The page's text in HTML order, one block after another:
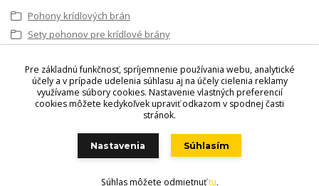
Pohony krídlových brán
Sety pohonov pre krídlové brány
Sety pohonov jednokrídlových brán Came
Videri s.r.o., Lúčna 32, 900 01 Modra. Predajňa - Štefánikova 69,
900 01 Modra, Tel.: +421 949 353 848, +421 944 045 358,
POZOR ZMENA OTVÁRACÍCH HODÍN!!!
Pre základnú funkčnosť, spríjemnenie používania webu, analytické
účely a v prípade udelenia súhlasu aj na účely cielenia reklamy
využívame súbory cookies. Nastavenie vlastných preferencií
cookies môžete kedykoľvek upraviť odkazom v spodnej časti
stránok.
Nastavenia Súhlasím
Súhlas môžete odmietnuťtu.